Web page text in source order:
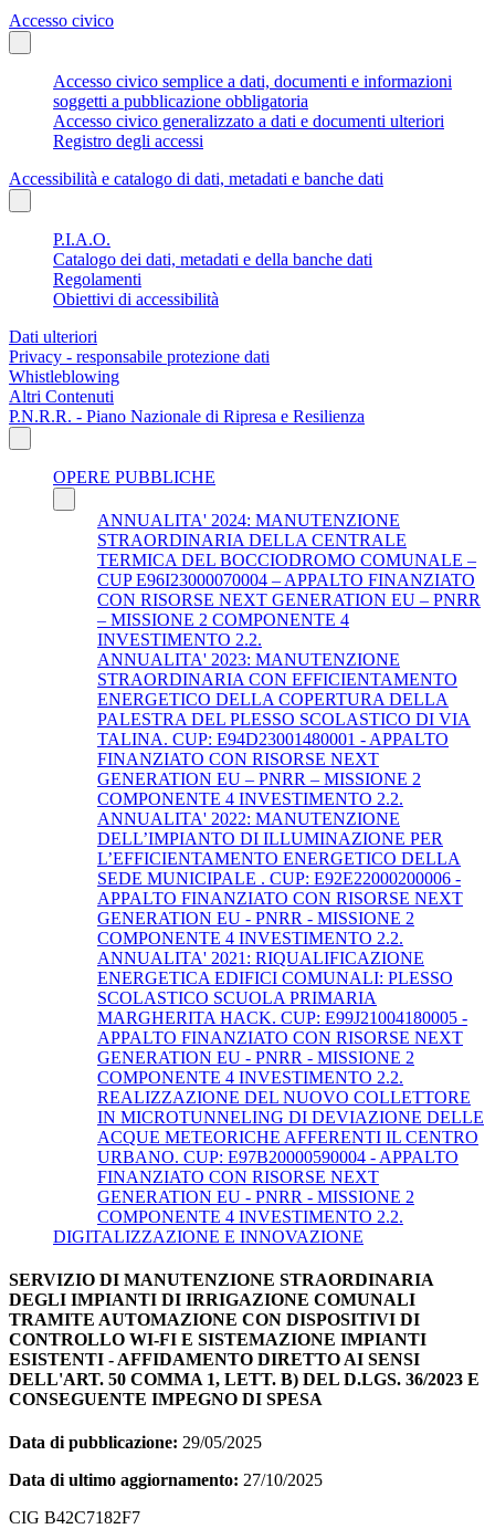
Accesso civico
Accesso civico semplice a dati, documenti e informazioni
soggetti a pubblicazione obbligatoria
Accesso civico generalizzato a dati e documenti ulteriori
Registro degli accessi
Accessibilità e catalogo di dati, metadati e banche dati
P.I.A.O.
Catalogo dei dati, metadati e della banche dati
Regolamenti
Obiettivi di accessibilità
Dati ulteriori
Privacy - responsabile protezione dati
Whistleblowing
Altri Contenuti
P.N.R.R. - Piano Nazionale di Ripresa e Resilienza
OPERE PUBBLICHE
ANNUALITA' 2024: MANUTENZIONE
STRAORDINARIA DELLA CENTRALE
TERMICA DEL BOCCIODROMO COMUNALE –
CUP E96I23000070004 – APPALTO FINANZIATO
CON RISORSE NEXT GENERATION EU – PNRR
– MISSIONE 2 COMPONENTE 4
INVESTIMENTO 2.2.
ANNUALITA' 2023: MANUTENZIONE
STRAORDINARIA CON EFFICIENTAMENTO
ENERGETICO DELLA COPERTURA DELLA
PALESTRA DEL PLESSO SCOLASTICO DI VIA
TALINA. CUP: E94D23001480001 - APPALTO
FINANZIATO CON RISORSE NEXT
GENERATION EU – PNRR – MISSIONE 2
COMPONENTE 4 INVESTIMENTO 2.2.
ANNUALITA' 2022: MANUTENZIONE
DELL’IMPIANTO DI ILLUMINAZIONE PER
L’EFFICIENTAMENTO ENERGETICO DELLA
SEDE MUNICIPALE . CUP: E92E22000200006 -
APPALTO FINANZIATO CON RISORSE NEXT
GENERATION EU - PNRR - MISSIONE 2
COMPONENTE 4 INVESTIMENTO 2.2.
ANNUALITA' 2021: RIQUALIFICAZIONE
ENERGETICA EDIFICI COMUNALI: PLESSO
SCOLASTICO SCUOLA PRIMARIA
MARGHERITA HACK. CUP: E99J21004180005 -
APPALTO FINANZIATO CON RISORSE NEXT
GENERATION EU - PNRR - MISSIONE 2
COMPONENTE 4 INVESTIMENTO 2.2.
REALIZZAZIONE DEL NUOVO COLLETTORE
IN MICROTUNNELING DI DEVIAZIONE DELLE
ACQUE METEORICHE AFFERENTI IL CENTRO
URBANO. CUP: E97B20000590004 - APPALTO
FINANZIATO CON RISORSE NEXT
GENERATION EU - PNRR - MISSIONE 2
COMPONENTE 4 INVESTIMENTO 2.2.
DIGITALIZZAZIONE E INNOVAZIONE
SERVIZIO DI MANUTENZIONE STRAORDINARIA
DEGLI IMPIANTI DI IRRIGAZIONE COMUNALI
TRAMITE AUTOMAZIONE CON DISPOSITIVI DI
CONTROLLO WI-FI E SISTEMAZIONE IMPIANTI
ESISTENTI - AFFIDAMENTO DIRETTO AI SENSI
DELL'ART. 50 COMMA 1, LETT. B) DEL D.LGS. 36/2023 E
CONSEGUENTE IMPEGNO DI SPESA
Data di pubblicazione: 29/05/2025
Data di ultimo aggiornamento: 27/10/2025
CIG B42C7182F7